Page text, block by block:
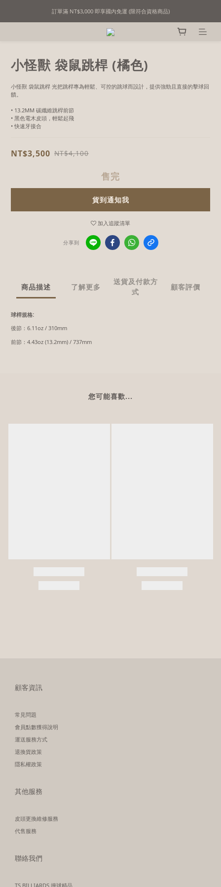
精選撞球用品｜用心挑選，只為懂行的你！
訂單滿 NT$3,000 即享國內免運 (限符合資格商品)
精選撞球用品｜用心挑選，只為懂行的你！
小怪獸 袋鼠跳桿 (橘色)
小怪獸 袋鼠跳桿 光把跳桿專為輕鬆、可控的跳球而設計，提供強勁且直接的擊球回
饋。
• 13.2MM 碳纖維跳桿前節
• 黑色電木皮頭，輕鬆起飛
• 快速牙接合
NT$3,500 NT$4,100
售完
貨到通知我
加入追蹤清單
分享到
商品描述 了解更多
送貨及付款方
式
顧客評價
球桿規格:
後節：6.11oz / 310mm
前節：4.43oz (13.2mm) / 737mm
您可能喜歡...
顧客資訊
常見問題
會員點數獲得說明
運送服務方式
退換貨政策
隱私權政策
其他服務
皮頭更換維修服務
代售服務
聯絡我們
TS BILLIARDS 撞球精品